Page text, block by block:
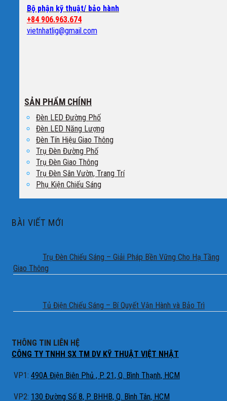
Bộ phận kỹ thuật/ bảo hành
+84 906.963.674
vietnhatlig@gmail.com
SẢN PHẨM CHÍNH
Đèn LED Đường Phố
Đèn LED Năng Lượng
Đèn Tín Hiệu Giao Thông
Trụ Đèn Đường Phố
Trụ Đèn Giao Thông
Trụ Đèn Sân Vườn, Trang Trí
Phụ Kiện Chiếu Sáng
BÀI VIẾT MỚI
Trụ Đèn Chiếu Sáng – Giải Pháp Bền Vững Cho Hạ Tầng
Giao Thông
Tủ Điện Chiếu Sáng – Bí Quyết Vận Hành và Bảo Trì
THÔNG TIN LIÊN HỆ
CÔNG TY TNHH SX TM DV KỸ THUẬT VIỆT NHẬT
VP1: 490A Điện Biên Phủ , P. 21, Q. Bình Thạnh, HCM
VP2: 130 Đường Số 8, P. BHHB, Q. Bình Tân, HCM